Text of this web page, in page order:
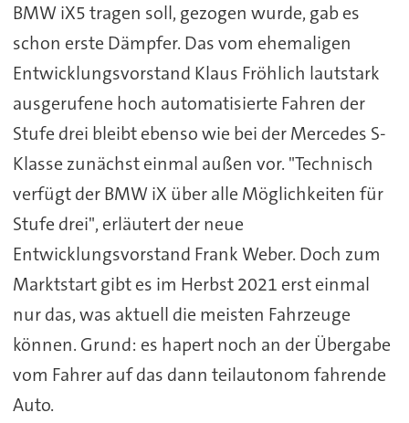
BMW iX5 tragen soll, gezogen wurde, gab es
schon erste Dämpfer. Das vom ehemaligen
Entwicklungsvorstand Klaus Fröhlich lautstark
ausgerufene hoch automatisierte Fahren der
Stufe drei bleibt ebenso wie bei der Mercedes S-
Klasse zunächst einmal außen vor. "Technisch
verfügt der BMW iX über alle Möglichkeiten für
Stufe drei", erläutert der neue
Entwicklungsvorstand Frank Weber. Doch zum
Marktstart gibt es im Herbst 2021 erst einmal
nur das, was aktuell die meisten Fahrzeuge
können. Grund: es hapert noch an der Übergabe
vom Fahrer auf das dann teilautonom fahrende
Auto.